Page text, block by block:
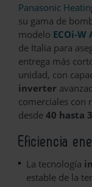
Panasonic
su gama de
modelo ECOi-W
de Italia para
entrega más
unidad, con
inverter
comerciales con
desde 40 hasta
Eficiencia
La tecnología
estable de la